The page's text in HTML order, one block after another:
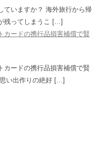
ていますか？ 海外旅行から帰
残ってしまうこ […]
カードの携行品損害補償で賢
カードの携行品損害補償で賢
い出作りの絶好 […]